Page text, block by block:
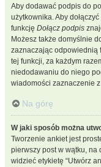
Aby dodawać podpis do
użytkownika. Aby
funkcję Dołącz podpis
Możesz także domyślnie
zaznaczając odpowiednią
tej funkcji, za każdym
niedodawaniu do niego
wiadomości zaznaczenie
Na górę
W jaki sposób można
Tworzenie ankiet jest
pierwszy post w wątku,
widzieć etykietę “Utwórz